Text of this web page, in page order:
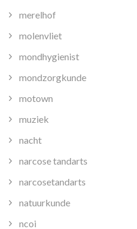
merelhof
molenvliet
mondhygienist
mondzorgkunde
motown
muziek
nacht
narcose tandarts
narcosetandarts
natuurkunde
ncoi